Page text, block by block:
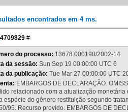
encontrados em 4 ms.
4709829 #
do processo: 13678.000190/2002-14
da sessão: Sun Sep 19 00:00:00 UTC 6
da publicação: Tue Mar 27 00:00:00 UTC
EMBARGOS DE DECLARAÇÃO.
relacionado com a atualização monetária
espécie do gênero restituição segundo
95. Recurso provido. EMBARGOS DE